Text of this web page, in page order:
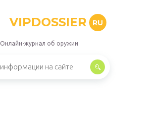
VIPDOSSIER RU
Онлайн-журнал об оружии